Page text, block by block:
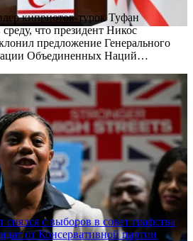
киприотов-турок Туфан
что президент Никос
предложение Генерального
Объединенных Наций…
с выборов в совет графства
от Консервативной партии